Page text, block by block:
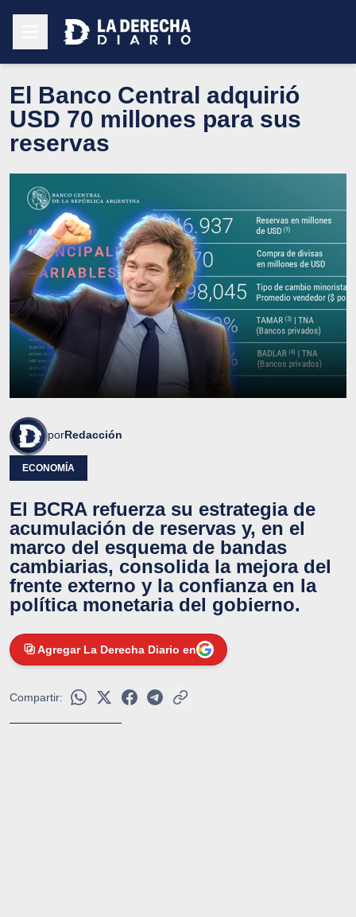
El Banco Central adquirió
USD 70 millones para sus
reservas
porRedacción
ECONOMÍA
El BCRA refuerza su estrategia de
acumulación de reservas y, en el
marco del esquema de bandas
cambiarias, consolida la mejora del
frente externo y la confianza en la
política monetaria del gobierno.
Agregar La Derecha Diario en
Compartir: